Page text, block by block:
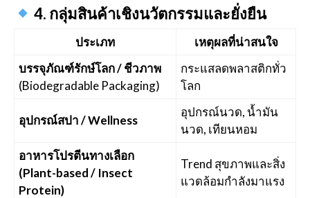
4. กลุ่มสินค้าเชิงนวัตกรรมและยั่งยืน
ประเภท
เหตุผลที่น่าสนใจ
บรรจุภัณฑ์รักษ์โลก / ชีวภาพ
(Biodegradable Packaging)
กระแสลดพลาสติกทั่ว
โลก
อุปกรณ์สปา / Wellness
อุปกรณ์นวด, น้ำมัน
นวด, เทียนหอม
อาหารโปรตีนทางเลือก
(Plant-based / Insect
Protein)
Trend สุขภาพและสิ่ง
แวดล้อมกำลังมาแรง